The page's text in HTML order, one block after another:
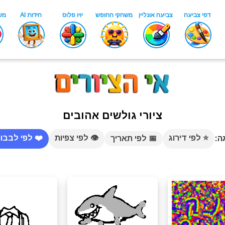
ציורי גולשים אהובים
⭐ לפי דירוג 📅 לפי תאריך 👁️ לפי צפיות ❤️ לפי